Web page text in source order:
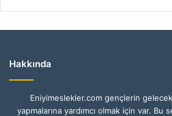
Hakkında
Eniyimeslekler.com gençlerin
yapmalarına yardımcı olmak için var. Bu